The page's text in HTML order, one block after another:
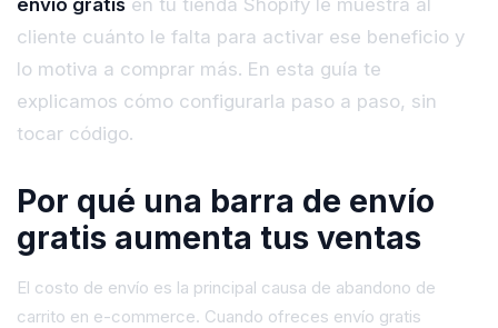
envío gratis en tu tienda Shopify le muestra al
cliente cuánto le falta para activar ese beneficio y
lo motiva a comprar más. En esta guía te
explicamos cómo configurarla paso a paso, sin
tocar código.
Por qué una barra de envío
gratis aumenta tus ventas
El costo de envío es la principal causa de abandono de
carrito en e-commerce. Cuando ofreces envío gratis